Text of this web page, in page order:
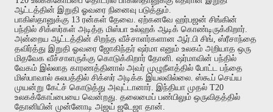
ஆட்டத்தின் இறுதி ஓவரை நினைவு படுத்தும்
பாகிஸ்தானுக்கு 13 ரன்கள் தேவை ஏற்கனவே ஹர்பஜன் சிங்கின்
பந்தில் சிக்ஸர்கள் அடித்த மிஸ்பா உல்ஹக் ஆடிக் கொண்டிருக்கிறார்
அன்றைய ஆட்டத்தின் சிறந்த வீச்சாளர்களான ஆர் பி சிங் ஸ்ரீசாந்தை
தவிர்த்து இறுதி ஓவரை ஜோகிந்தர் ஷர்மா எனும் உலகம் அறியாத ஒரு
மிதவேக வீச்சாளருக்கு கொடுக்கிறார் தோனி ஷர்மாவின் பந்தில்
வேகம் இல்லாத காரணத்தினால் அவர் முழுநீளத்தில் போட்ட
பந்தை
மிஸ்பாவால் சுலபத்தில் சிக்ஸர் அடிக்க இயலவில்லை ஸ்கூப் செய்ய
முயன்று கேட்ச் கொடுத்து அவுட்டானார் இந்தியா முதல் T20
உலகக்கோப்பையை வென்றது தலைமைப் பண்பிலும் ஒருவிதத்தில்
தோனியின் முன்னோடி அஜய் ஜடேஜா தான்